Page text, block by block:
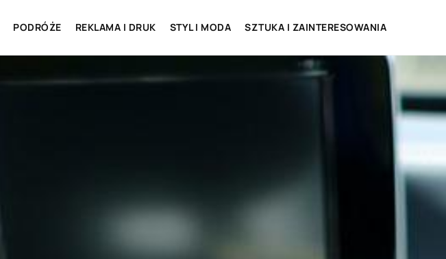
PODRÓŻE REKLAMA I DRUK STYL I MODA SZTUKA I ZAINTERESOWANIA